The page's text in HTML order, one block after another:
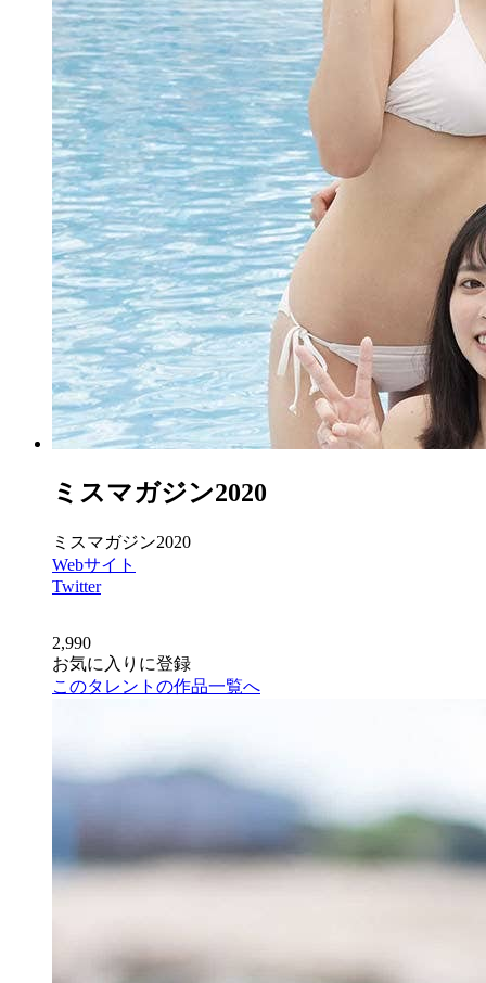
ミスマガジン2020
ミスマガジン2020
Webサイト
Twitter
2,990
お気に入りに登録
このタレントの作品一覧へ